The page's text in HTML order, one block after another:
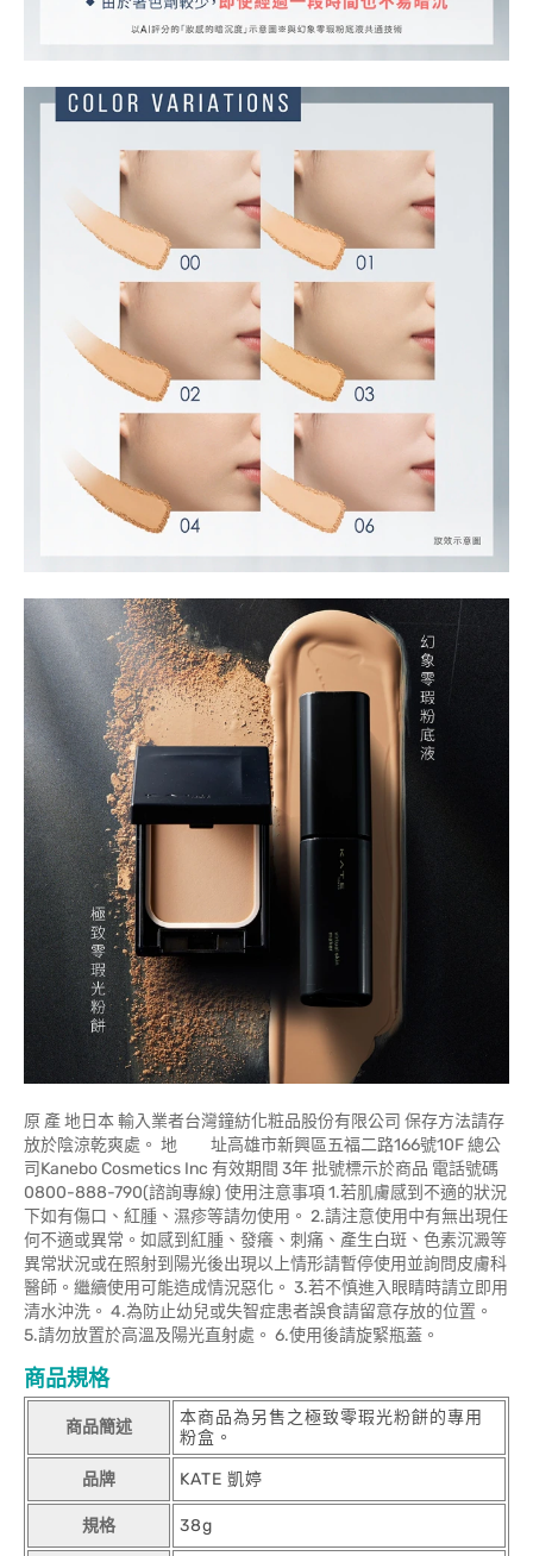
原 產 地日本 輸入業者台灣鐘紡化粧品股份有限公司 保存方法請存
放於陰涼乾爽處。 地 址高雄市新興區五福二路166號10F 總公
司Kanebo Cosmetics Inc 有效期間 3年 批號標示於商品 電話號碼
0800-888-790(諮詢專線) 使用注意事項 1.若肌膚感到不適的狀況
下如有傷口、紅腫、濕疹等請勿使用。 2.請注意使用中有無出現任
何不適或異常。如感到紅腫、發癢、刺痛、產生白斑、色素沉澱等
異常狀況或在照射到陽光後出現以上情形請暫停使用並詢問皮膚科
醫師。繼續使用可能造成情況惡化。 3.若不慎進入眼睛時請立即用
清水沖洗。 4.為防止幼兒或失智症患者誤食請留意存放的位置。
5.請勿放置於高溫及陽光直射處。 6.使用後請旋緊瓶蓋。
商品規格
商品簡述
本商品為另售之極致零瑕光粉餅的專用
粉盒。
品牌 KATE 凱婷
規格 38g